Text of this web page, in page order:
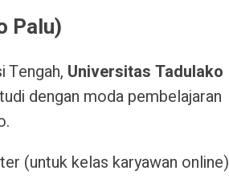
Palu)
Tengah, Universitas Tadulako
dengan moda pembelajaran
(untuk kelas karyawan online)